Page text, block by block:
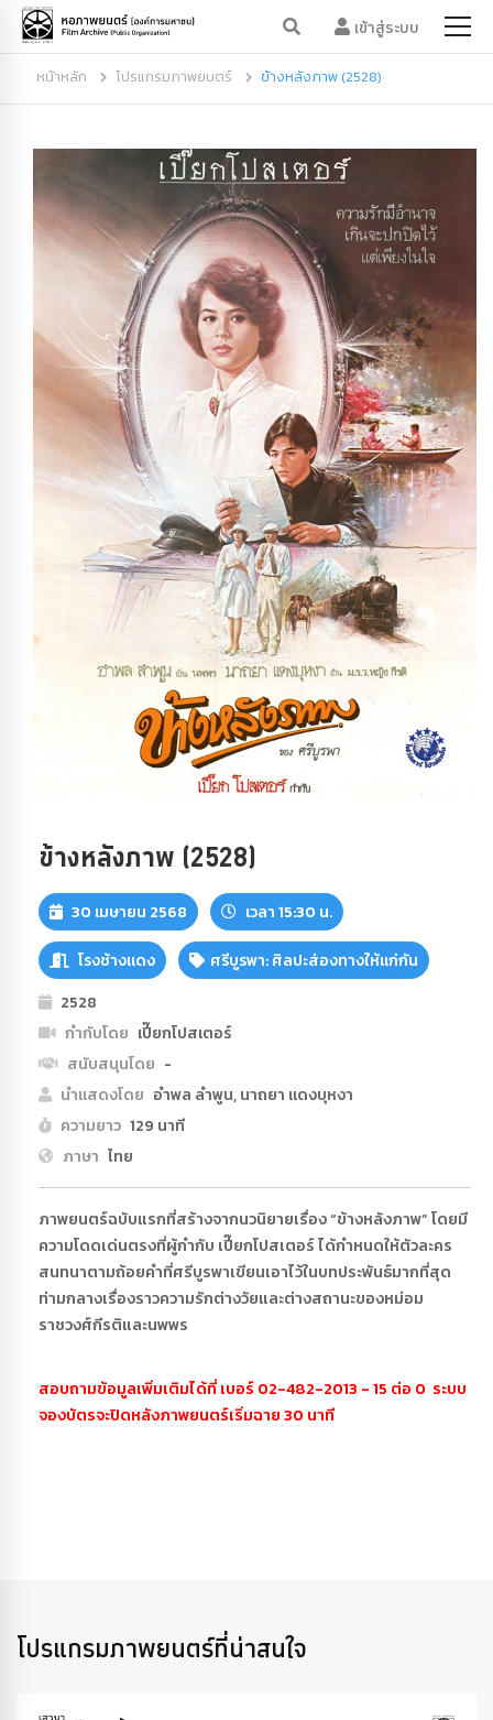
เข้าสู่ระบบ
หน้าหลัก โปรแกรมภาพยนตร์ ข้างหลังภาพ (2528)
ข้างหลังภาพ (2528)
30 เมษายน 2568 เวลา 15:30 น.
โรงช้างแดง
ศรีบูรพา: ศิลปะส่องทางให้แก่กัน
2528
กำกับโดย เปี๊ยกโปสเตอร์
สนับสนุนโดย -
นำแสดงโดย อำพล ลำพูน, นาถยา แดงบุหงา
ความยาว 129 นาที
ภาษา ไทย
ภาพยนตร์ฉบับแรกที่สร้างจากนวนิยายเรื่อง “ข้างหลังภาพ” โดยมี
ความโดดเด่นตรงที่ผู้กำกับ เปี๊ยกโปสเตอร์ ได้กำหนดให้ตัวละคร
สนทนาตามถ้อยคำที่ศรีบูรพาเขียนเอาไว้ในบทประพันธ์มากที่สุด
ท่ามกลางเรื่องราวความรักต่างวัยและต่างสถานะของหม่อม
ราชวงศ์กีรติและนพพร
สอบถามข้อมูลเพิ่มเติมได้ที่ เบอร์ 02-482-2013 - 15 ต่อ 0 ระบบ
จองบัตรจะปิดหลังภาพยนตร์เริ่มฉาย 30 นาที
โปรแกรมภาพยนตร์ที่น่าสนใจ